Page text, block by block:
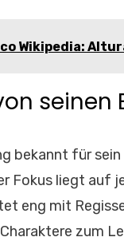
Wikipedia:
seinen
bekannt für
Fokus liegt auf
eng mit
zum